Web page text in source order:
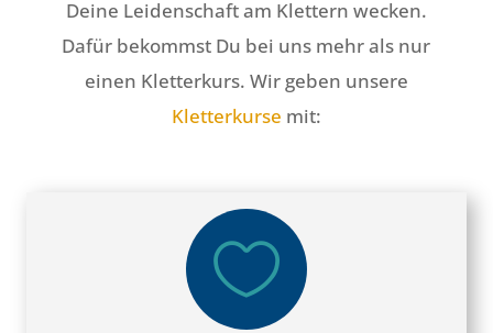
Deine Leidenschaft am Klettern wecken.
Dafür bekommst Du bei uns mehr als nur
einen Kletterkurs. Wir geben unsere
Kletterkurse mit:
